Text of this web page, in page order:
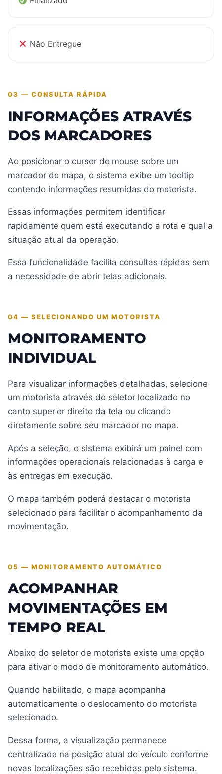
Não Entregue
03 — CONSULTA RÁPIDA
INFORMAÇÕES ATRAVÉS
DOS MARCADORES
Ao posicionar o cursor do mouse sobre um
marcador do mapa, o sistema exibe um tooltip
contendo informações resumidas do motorista.
Essas informações permitem identificar
rapidamente quem está executando a rota e qual a
situação atual da operação.
Essa funcionalidade facilita consultas rápidas sem
a necessidade de abrir telas adicionais.
04 — SELECIONANDO UM MOTORISTA
MONITORAMENTO
INDIVIDUAL
Para visualizar informações detalhadas, selecione
um motorista através do seletor localizado no
canto superior direito da tela ou clicando
diretamente sobre seu marcador no mapa.
Após a seleção, o sistema exibirá um painel com
informações operacionais relacionadas à carga e
às entregas em execução.
O mapa também poderá destacar o motorista
selecionado para facilitar o acompanhamento da
movimentação.
05 — MONITORAMENTO AUTOMÁTICO
ACOMPANHAR
MOVIMENTAÇÕES EM
TEMPO REAL
Abaixo do seletor de motorista existe uma opção
para ativar o modo de monitoramento automático.
Quando habilitado, o mapa acompanha
automaticamente o deslocamento do motorista
selecionado.
Dessa forma, a visualização permanece
centralizada na posição atual do veículo conforme
novas localizações são recebidas pelo sistema.